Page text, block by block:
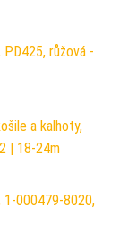
růžová -
a kalhoty,
| 18-24m
1-000479-8020,